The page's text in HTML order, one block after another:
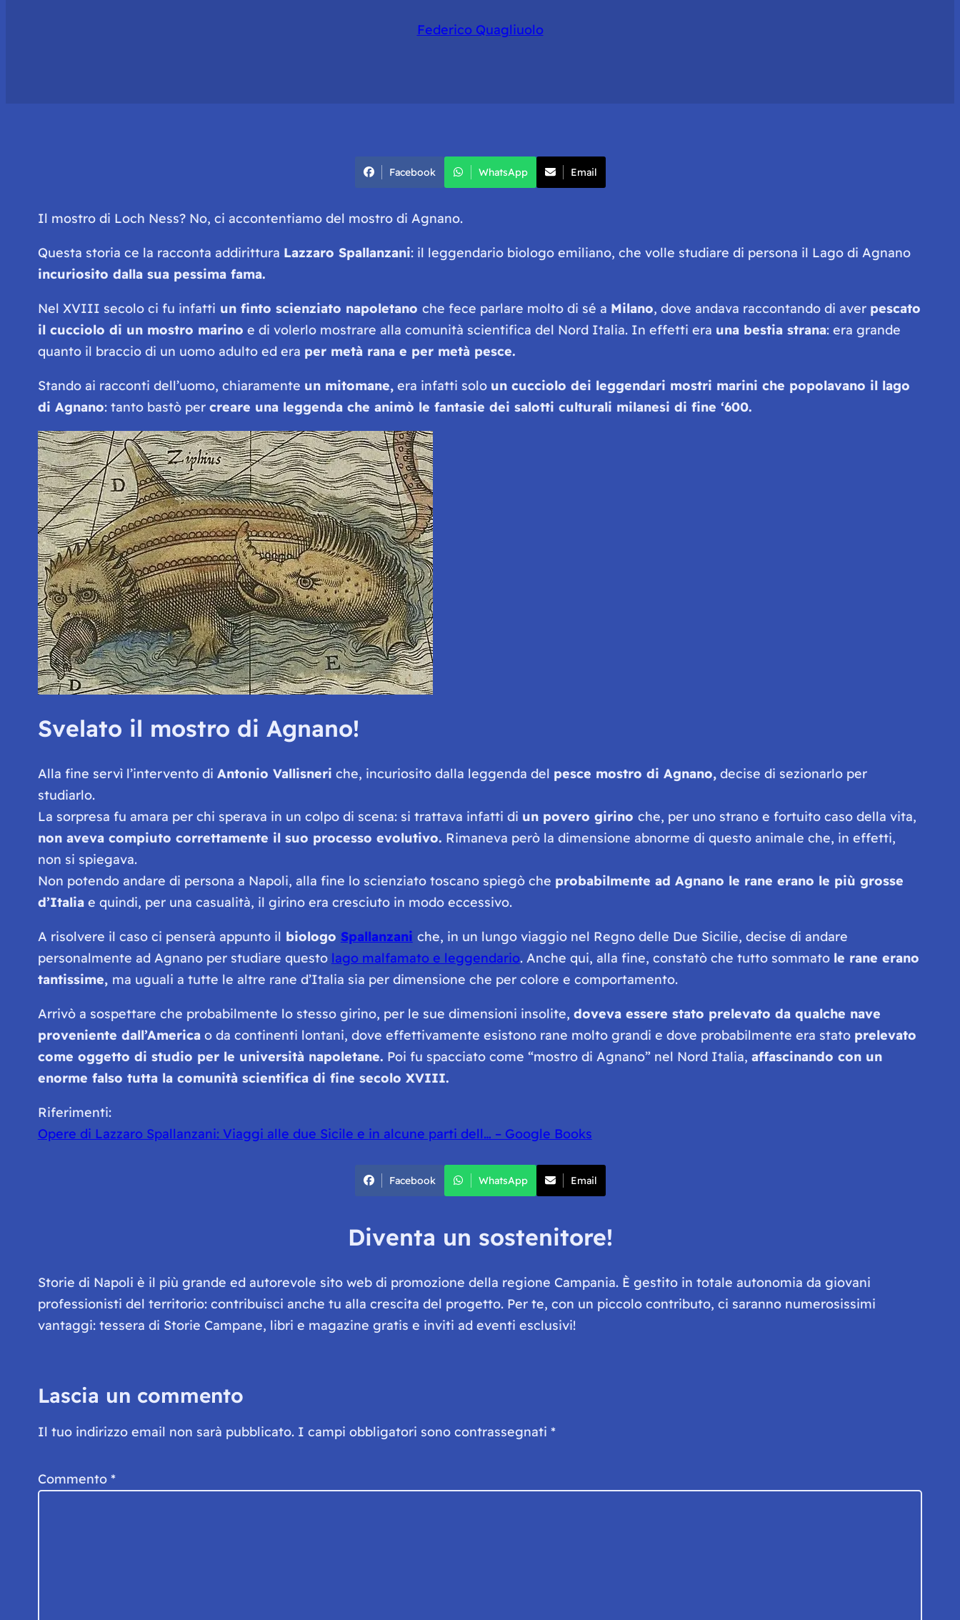
Federico Quagliuolo
Facebook WhatsApp Email
Il mostro di Loch Ness? No, ci accontentiamo del mostro di Agnano.
Questa storia ce la racconta addirittura Lazzaro Spallanzani: il leggendario biologo emiliano, che volle studiare di persona il Lago di Agnano
incuriosito dalla sua pessima fama.
Nel XVIII secolo ci fu infatti un finto scienziato napoletano che fece parlare molto di sé a Milano, dove andava raccontando di aver pescato
il cucciolo di un mostro marino e di volerlo mostrare alla comunità scientifica del Nord Italia. In effetti era una bestia strana: era grande
quanto il braccio di un uomo adulto ed era per metà rana e per metà pesce.
Stando ai racconti dell’uomo, chiaramente un mitomane,era infatti solo un cucciolo dei leggendari mostri marini che popolavano il lago
di Agnano: tanto bastò per creare una leggenda che animò le fantasie dei salotti culturali milanesi di fine ‘600.
Svelato il mostro di Agnano!
Alla fine servì l’intervento di Antonio Vallisneri che, incuriosito dalla leggenda del pesce mostro di Agnano,decise di sezionarlo per
studiarlo.
La sorpresa fu amara per chi sperava in un colpo di scena: si trattava infatti di un povero girino che, per uno strano e fortuito caso della vita,
non aveva compiuto correttamente il suo processo evolutivo. Rimaneva però la dimensione abnorme di questo animale che, in effetti,
non si spiegava.
Non potendo andare di persona a Napoli, alla fine lo scienziato toscano spiegò che probabilmente ad Agnano le rane erano le più grosse
d’Italiae quindi, per una casualità, il girino era cresciuto in modo eccessivo.
A risolvere il caso ci penserà appunto il biologo Spallanzani che, in un lungo viaggio nel Regno delle Due Sicilie, decise di andare
personalmente ad Agnano per studiare questo lago malfamato e leggendario. Anche qui, alla fine, constatò che tutto sommato le rane erano
tantissime, ma uguali a tutte le altre rane d’Italia sia per dimensione che per colore e comportamento.
Arrivò a sospettare che probabilmente lo stesso girino, per le sue dimensioni insolite, doveva essere stato prelevato da qualche nave
proveniente dall’Americao da continenti lontani, dove effettivamente esistono rane molto grandi e dove probabilmente era stato prelevato
come oggetto di studio per le università napoletane. Poi fu spacciato come “mostro di Agnano” nel Nord Italia, affascinando con un
enorme falso tutta la comunità scientifica di fine secolo XVIII.
Riferimenti:
Opere di Lazzaro Spallanzani: Viaggi alle due Sicile e in alcune parti dell… – Google Books
Facebook WhatsApp Email
Diventa un sostenitore!
Storie di Napoli è il più grande ed autorevole sito web di promozione della regione Campania. È gestito in totale autonomia da giovani
professionisti del territorio: contribuisci anche tu alla crescita del progetto. Per te, con un piccolo contributo, ci saranno numerosissimi
vantaggi: tessera di Storie Campane, libri e magazine gratis e inviti ad eventi esclusivi!
Lascia un commento
Il tuo indirizzo email non sarà pubblicato. I campi obbligatori sono contrassegnati *
Commento *